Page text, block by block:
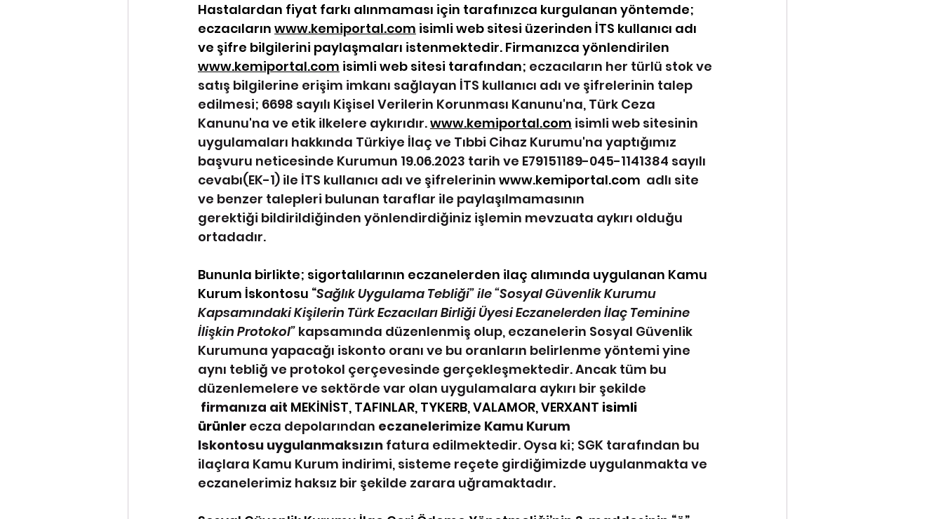
Hastalardan fiyat farkı alınmaması için tarafınızca kurgulanan yöntemde;
eczacıların www.kemiportal.com isimli web sitesi üzerinden İTS kullanıcı adı
ve şifre bilgilerini paylaşmaları istenmektedir. Firmanızca yönlendirilen
www.kemiportal.com isimli web sitesi tarafından; eczacıların her türlü stok ve
satış bilgilerine erişim imkanı sağlayan İTS kullanıcı adı ve şifrelerinin talep
edilmesi; 6698 sayılı Kişisel Verilerin Korunması Kanunu'na, Türk Ceza
Kanunu'na ve etik ilkelere aykırıdır. www.kemiportal.com isimli web sitesinin
uygulamaları hakkında Türkiye İlaç ve Tıbbi Cihaz Kurumu'na yaptığımız
başvuru neticesinde Kurumun 19.06.2023 tarih ve E79151189-045-1141384 sayılı
cevabı(EK-1) ile İTS kullanıcı adı ve şifrelerinin www.kemiportal.com adlı site
ve benzer talepleri bulunan taraflar ile paylaşılmamasının
gerektiği bildirildiğinden yönlendirdiğiniz işlemin mevzuata aykırı olduğu
ortadadır.
Bununla birlikte; sigortalılarının eczanelerden ilaç alımında uygulanan Kamu
Kurum İskontosu “Sağlık Uygulama Tebliği” ile “Sosyal Güvenlik Kurumu
Kapsamındaki Kişilerin Türk Eczacıları Birliği Üyesi Eczanelerden İlaç Teminine
İlişkin Protokol” kapsamında düzenlenmiş olup, eczanelerin Sosyal Güvenlik
Kurumuna yapacağı iskonto oranı ve bu oranların belirlenme yöntemi yine
aynı tebliğ ve protokol çerçevesinde gerçekleşmektedir. Ancak tüm bu
düzenlemelere ve sektörde var olan uygulamalara aykırı bir şekilde
firmanıza ait MEKİNİST, TAFINLAR, TYKERB, VALAMOR, VERXANT isimli
ürünler ecza depolarından eczanelerimize Kamu Kurum
Iskontosu uygulanmaksızın fatura edilmektedir. Oysa ki; SGK tarafından bu
ilaçlara Kamu Kurum indirimi, sisteme reçete girdiğimizde uygulanmakta ve
eczanelerimiz haksız bir şekilde zarara uğramaktadır.